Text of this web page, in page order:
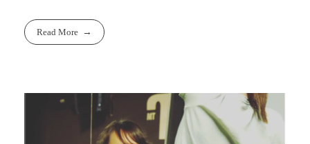
Read More